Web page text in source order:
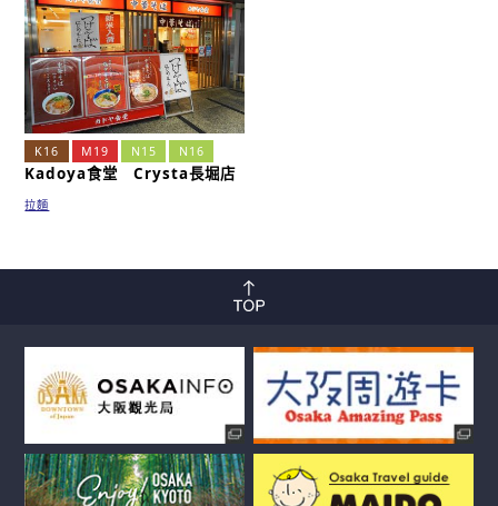
K16 M19 N15 N16
Kadoya食堂 Crysta長堀店
拉麵